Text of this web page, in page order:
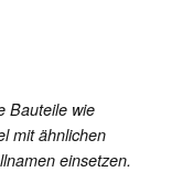
Bauteile wie
mit ähnlichen
einsetzen.